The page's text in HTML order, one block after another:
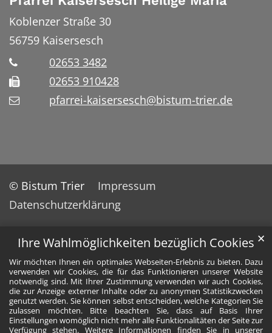
Ihre Wahlmöglichkeiten bezüglich Cookies
Wir möchten Ihnen ein optimales Webseiten-Erlebnis zu bieten. Dazu
verwenden wir Cookies, die für das Funktionieren unserer Website
notwendig sind. Mit Ihrer Zustimmung verwenden wir auch Cookies,
die zur Anzeige externer Inhalte oder zu anonymen Statistikzwecken
genutzt werden. Sie können selbst entscheiden, welche Kategorien Sie
zulassen möchten. Bitte beachten Sie, dass auf Basis Ihrer
Einstellungen womöglich nicht mehr alle Funktionalitäten der Seite zur
Verfügung stehen. Weitere Informationen finden Sie in unserer
✕
Koblenzer Straße 30
56759 Kaisersesch
02653 3482
02653 910428
pfarrei-kaisersesch@bistum-trier.de
© Bistum Trier
Impressum
Datenschutzerklärung